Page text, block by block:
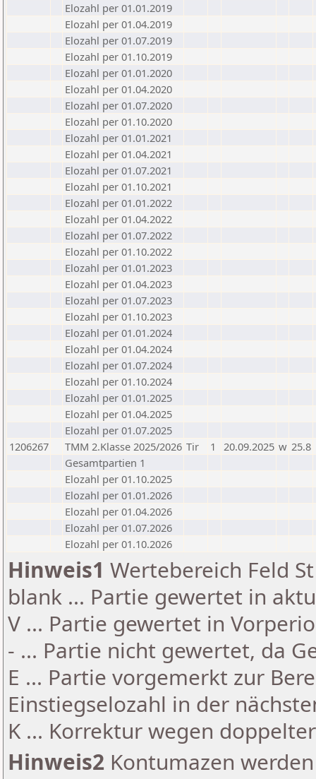
Elozahl per 01.01.2019
Elozahl per 01.04.2019
Elozahl per 01.07.2019
Elozahl per 01.10.2019
Elozahl per 01.01.2020
Elozahl per 01.04.2020
Elozahl per 01.07.2020
Elozahl per 01.10.2020
Elozahl per 01.01.2021
Elozahl per 01.04.2021
Elozahl per 01.07.2021
Elozahl per 01.10.2021
Elozahl per 01.01.2022
Elozahl per 01.04.2022
Elozahl per 01.07.2022
Elozahl per 01.10.2022
Elozahl per 01.01.2023
Elozahl per 01.04.2023
Elozahl per 01.07.2023
Elozahl per 01.10.2023
Elozahl per 01.01.2024
Elozahl per 01.04.2024
Elozahl per 01.07.2024
Elozahl per 01.10.2024
Elozahl per 01.01.2025
Elozahl per 01.04.2025
Elozahl per 01.07.2025
1206267
TMM 2.Klasse 2025/2026 Tir 1 20.09.2025 w 25.8
Gesamtpartien 1
Elozahl per 01.10.2025
Elozahl per 01.01.2026
Elozahl per 01.04.2026
Elozahl per 01.07.2026
Elozahl per 01.10.2026
Hinweis1 Wertebereich Feld
blank ... Partie gewertet in
V ... Partie gewertet in
- ... Partie nicht gewertet, da
E ... Partie vorgemerkt zur
Einstiegselozahl in der
K ... Korrektur wegen
Hinweis2 Kontumazen